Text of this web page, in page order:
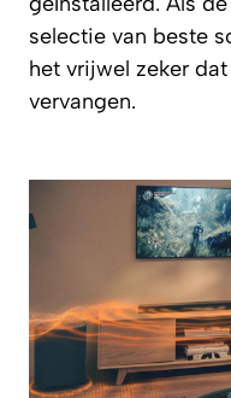
selectie van beste
het vrijwel zeker
vervangen.